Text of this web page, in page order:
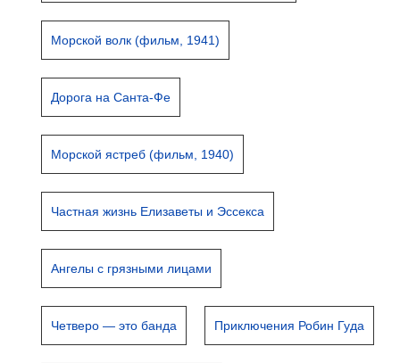
Морской волк (фильм, 1941)
Дорога на Санта-Фе
Морской ястреб (фильм, 1940)
Частная жизнь Елизаветы и Эссекса
Ангелы с грязными лицами
Четверо — это банда Приключения Робин Гуда